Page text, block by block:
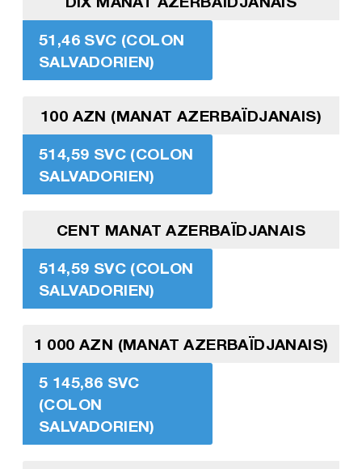
51,46 SVC (COLON
SALVADORIEN)
100 AZN (MANAT AZERBAÏDJANAIS)
514,59 SVC (COLON
SALVADORIEN)
CENT MANAT AZERBAÏDJANAIS
514,59 SVC (COLON
SALVADORIEN)
1 000 AZN (MANAT AZERBAÏDJANAIS)
5 145,86 SVC
(COLON
SALVADORIEN)